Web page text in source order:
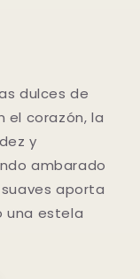
dulces de
el corazón, la
y
ambarado
aporta
una estela